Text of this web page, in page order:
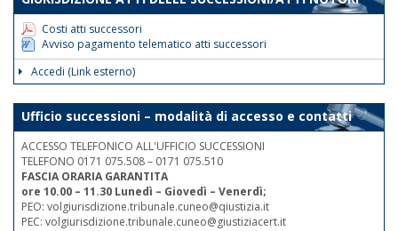
Costi atti successori
Avviso pagamento telematico atti successori
Accedi (Link esterno)
Ufficio successioni – modalità di accesso e contatti
ACCESSO TELEFONICO ALL'UFFICIO SUCCESSIONI
TELEFONO 0171 075.508 – 0171 075.510
FASCIA ORARIA GARANTITA
ore 10.00 – 11.30 Lunedì – Giovedì – Venerdì;
PEO: volgiurisdizione.tribunale.cuneo@qiustizia.it
PEC: volgiurisdizione.tribunale.cuneo@giustiziacert.it